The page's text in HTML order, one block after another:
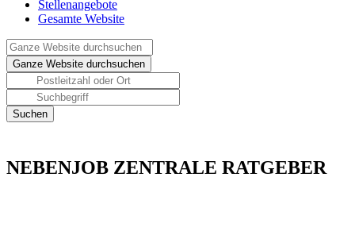
Stellenangebote
Gesamte Website
NEBENJOB ZENTRALE RATGEBER